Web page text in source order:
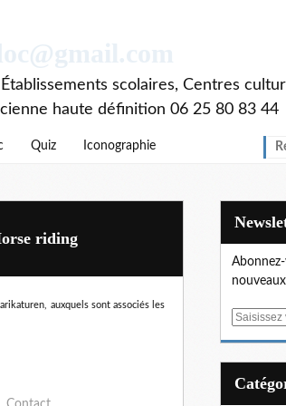
scolaires, Centres
haute définition 06 25 80 83 44
Quiz Iconographie
riding
auxquels sont associés les
E